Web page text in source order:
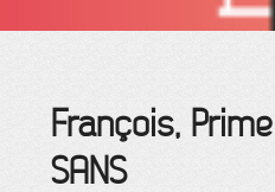
François,
SANS